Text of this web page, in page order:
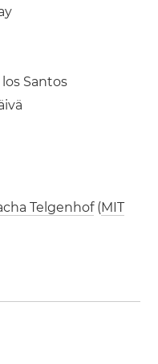
Santos
Telgenhof(MIT